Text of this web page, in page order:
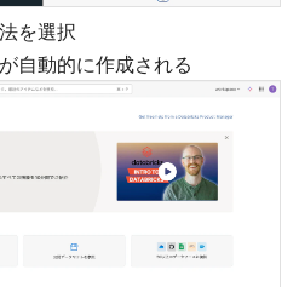
を選択
自動的に作成される